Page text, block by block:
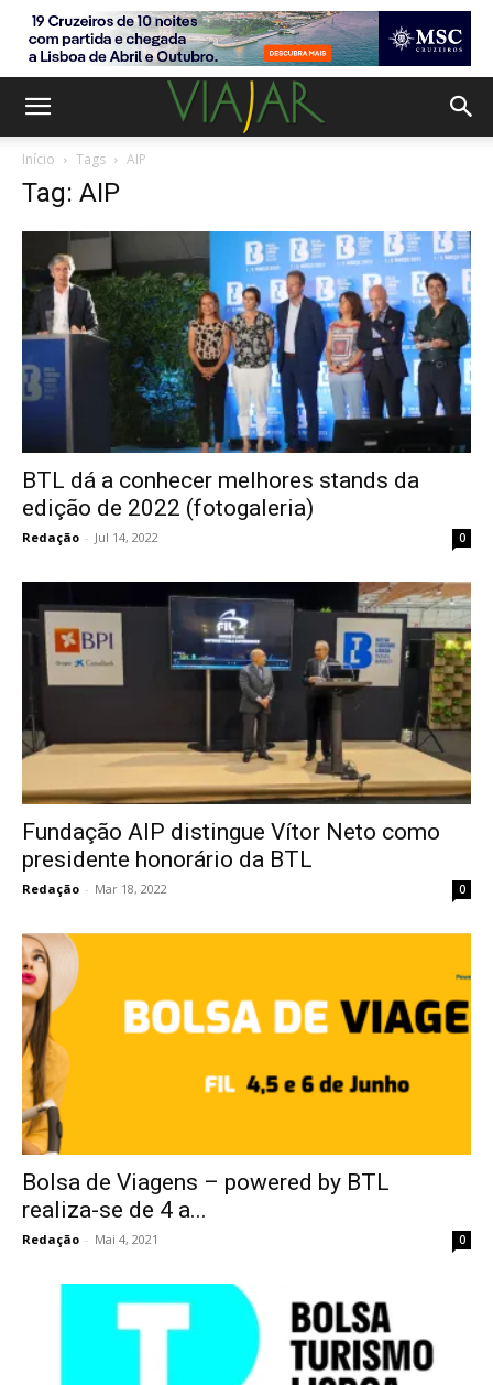
Início Tags AIP
Tag: AIP
BTL dá a conhecer melhores stands da
edição de 2022 (fotogaleria)
Redação - Jul 14, 2022 0
Fundação AIP distingue Vítor Neto como
presidente honorário da BTL
Redação - Mar 18, 2022 0
Bolsa de Viagens – powered by BTL
realiza-se de 4 a...
Redação - Mai 4, 2021 0